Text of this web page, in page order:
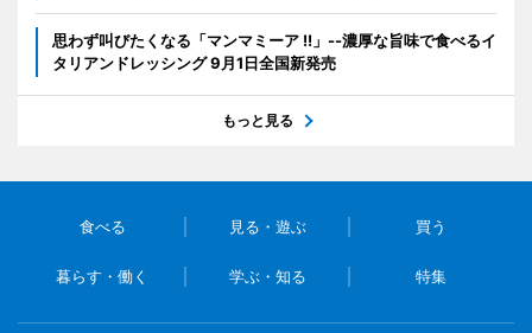
思わず叫びたくなる「マンマミーア !!」--濃厚な旨味で食べるイ
タリアンドレッシング 9月1日全国新発売
もっと見る
食べる 見る・遊ぶ 買う
暮らす・働く 学ぶ・知る 特集